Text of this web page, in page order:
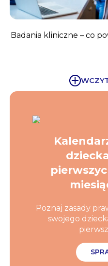
Badania kliniczne – co
Poznaj zasady
swojego